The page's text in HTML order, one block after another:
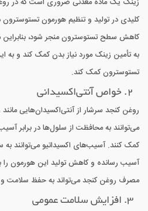
کلیدی در تولید و تنظیم هورمون تستوسترون
کاهش سطح تستوسترون منجر شود،
به تأمین زینک مورد نیاز بدن کمک کند و
تستوسترون کمک کند.
2. خواص آنتی‌اکسیدانی
می‌توانند به محافظت از سلول‌ها در برابر
کمک کنند. آسیب‌های اکسیداتیو می‌توانند
آسیب رسانده و کاهش تولید این هورمون را به
مصرف روغن کنجد می‌تواند به حفظ سلامت و
3. افزایش سلامت عمومی